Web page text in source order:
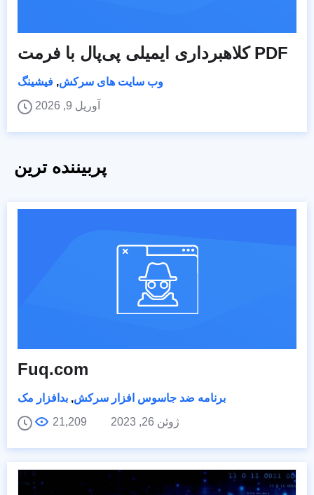
کلاهبرداری ایمیلی پی‌پال با فرمت PDF
وب سایت های سرکش, فیشینگ
آوریل 9, 2026
پربیننده ترین
Fuq.com
برنامه ضد جاسوس افزار سرکش, بدافزار مک
ژوئن 26, 2023
21,209